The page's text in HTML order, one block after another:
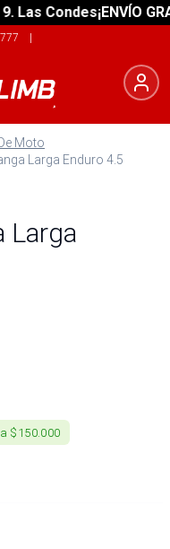
Condes¡ENVÍO
|
Moto
Larga Enduro 4.5
Larga
$150.000